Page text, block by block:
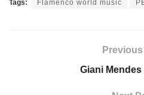
Tags: Flamenco world music
Giani